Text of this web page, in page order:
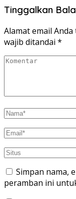
Tinggalkan
Alamat email
wajib ditandai *
Simpan nama,
peramban ini